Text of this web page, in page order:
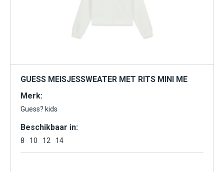
GUESS MEISJESSWEATER MET RITS MINI ME
Merk:
Guess? kids
Beschikbaar in:
8 10 12 14